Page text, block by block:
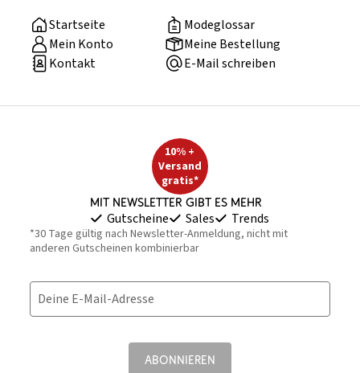
Startseite
Modeglossar
Mein Konto
Meine Bestellung
Kontakt
E-Mail schreiben
10% +
Versand
gratis*
Mit Newsletter gibt es mehr
Gutscheine Sales Trends
*30 Tage gültig nach Newsletter-Anmeldung, nicht mit
anderen Gutscheinen kombinierbar
Deine E-Mail-Adresse
ABONNIEREN